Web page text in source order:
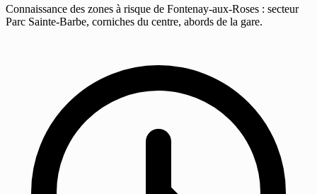
Connaissance des zones à risque de Fontenay-aux-Roses : secteur
Parc Sainte-Barbe, corniches du centre, abords de la gare.